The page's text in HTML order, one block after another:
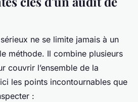
ne se limite jamais à un
méthode. Il combine plusieurs
couvrir l’ensemble de la
les points incontournables que
: